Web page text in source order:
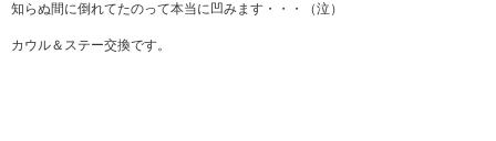
知らぬ間に倒れてたのって本当に凹みます・・・（泣）
カウル＆ステー交換です。